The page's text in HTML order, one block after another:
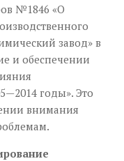
№1846 «О
завод» в
и обеспечении
годы». Это
внимания